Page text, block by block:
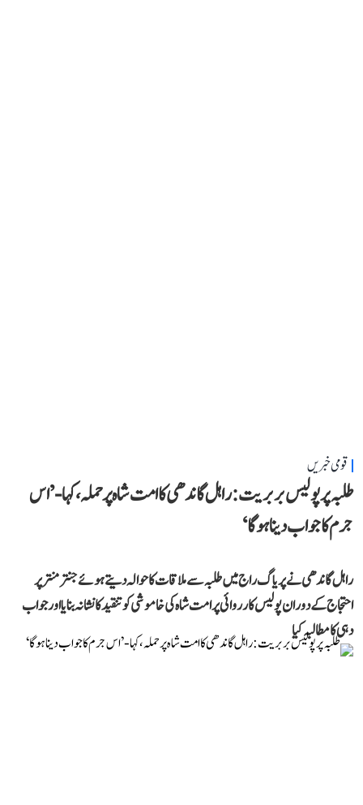
قومی خبریں
طلبہ پر پولیس بربریت: راہل گاندھی کا امت شاہ پر حملہ، کہا- ’اس
جرم کا جواب دینا ہوگا‘
راہل گاندھی نے پریاگ راج میں طلبہ سے ملاقات کا حوالہ دیتے ہوئے جنتر منتر پر
احتجاج کے دوران پولیس کارروائی پر امت شاہ کی خاموشی کو تنقید کا نشانہ بنایا اور جواب
دہی کا مطالبہ کیا